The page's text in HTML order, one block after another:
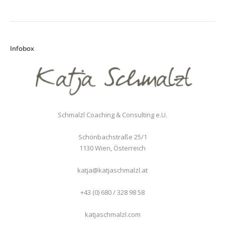
Infobox
Schmalzl Coaching & Consulting e.U.
Schönbachstraße 25/1
1130Wien, Österreich
katja@katjaschmalzl.at
+43 (0) 680 / 328 98 58
katjaschmalzl.com